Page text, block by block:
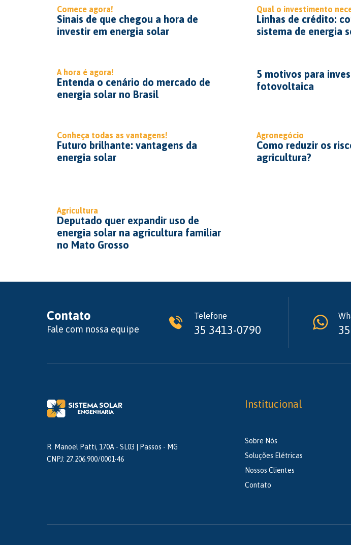
Comece agora!
Sinais de que chegou a hora de
investir em energia solar
Qual o investimento
Linhas de crédito:
sistema de energia
A hora é agora!
Entenda o cenário do mercado de
energia solar no Brasil
5 motivos para
fotovoltaica
Conheça todas as vantagens!
Futuro brilhante: vantagens da
energia solar
Agronegócio
Como reduzir os
agricultura?
Agricultura
Deputado quer expandir uso de
energia solar na agricultura familiar
no Mato Grosso
Contato
Fale com nossa equipe
Telefone
35 3413-0790
R. Manoel Patti, 170A - SL03 | Passos - MG
CNPJ: 27.206.900/0001-46
Institucional
Sobre Nós
Soluções Elétricas
Nossos Clientes
Contato